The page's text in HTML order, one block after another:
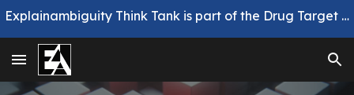
Explainambiguity Think Tank is part of the Drug Target Review Advisory Board